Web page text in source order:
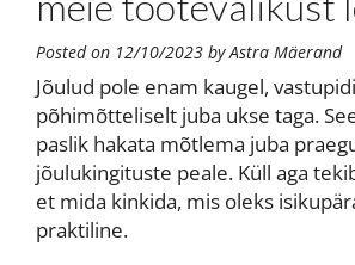
Posted on 12/10/2023 byAstra Mäerand
Jõulud pole enam kaugel,
põhimõtteliselt juba ukse taga.
paslik hakata mõtlema juba
jõulukingituste peale. Küll aga
et mida kinkida, mis oleks
praktiline.